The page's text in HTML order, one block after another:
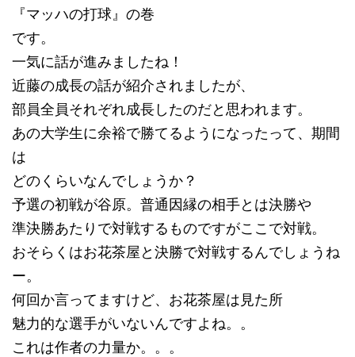
『マッハの打球』の巻
です。
一気に話が進みましたね！
近藤の成長の話が紹介されましたが、
部員全員それぞれ成長したのだと思われます。
あの大学生に余裕で勝てるようになったって、期間
は
どのくらいなんでしょうか？
予選の初戦が谷原。普通因縁の相手とは決勝や
準決勝あたりで対戦するものですがここで対戦。
おそらくはお花茶屋と決勝で対戦するんでしょうね
ー。
何回か言ってますけど、お花茶屋は見た所
魅力的な選手がいないんですよね。。
これは作者の力量か。。。